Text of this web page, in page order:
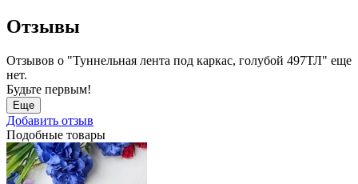
Отзывы
Отзывов о "Туннельная лента под каркас, голубой 497ТЛ" еще
нет.
Будьте первым!
Еще
Добавить отзыв
Подобные товары